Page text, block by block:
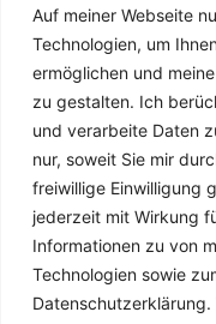
Auf meiner Webseite
Technologien, um
ermöglichen und
zu gestalten. Ich
und verarbeite Daten
nur, soweit Sie mir
freiwillige Einwilligung
jederzeit mit Wirkung
Informationen zu von
Technologien sowie
Copyright © 2026